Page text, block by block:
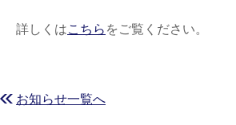
詳しくはこちらをご覧ください。
お知らせ一覧へ